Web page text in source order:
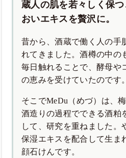
蔵人の肌を若々しく保
おいエキスを贅沢に。
昔から、酒蔵で働く人の手
れてきました。酒樽の中の
毎日触れることで、酵母や
の恵みを受けていたのです。
そこでMeDu（めづ）は、
酒造りの過程でできる酒粕
して、研究を重ねました。
保湿エキスを配合して生ま
顔石けんです。